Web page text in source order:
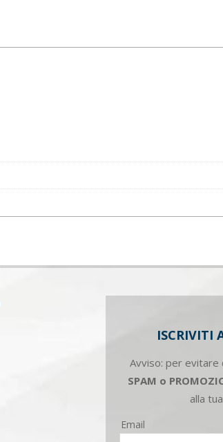
ISCRIVITI
Avviso: per evitare
SPAM o
alla
Email